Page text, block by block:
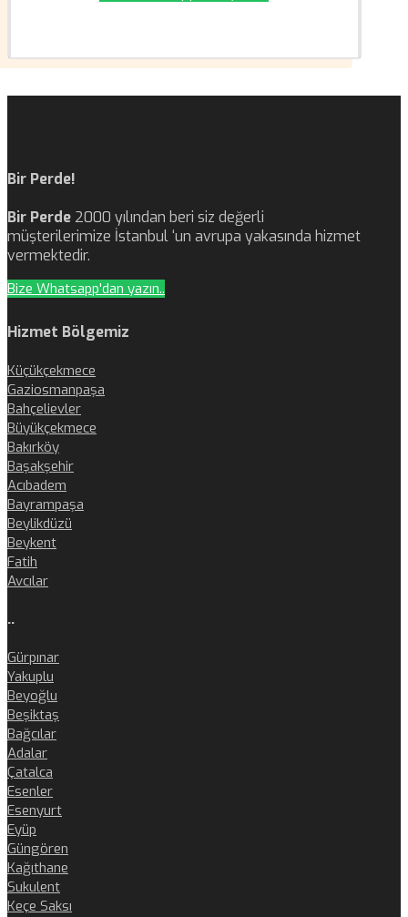
Bir Perde!
Bir Perde 2000 yılından beri siz değerli
müşterilerimize İstanbul ‘un avrupa yakasında hizmet
vermektedir.
Bize Whatsapp'dan yazın..
Hizmet Bölgemiz
Küçükçekmece
Gaziosmanpaşa
Bahçelievler
Büyükçekmece
Bakırköy
Başakşehir
Acıbadem
Bayrampaşa
Beylikdüzü
Beykent
Fatih
Avcılar
..
Gürpınar
Yakuplu
Beyoğlu
Beşiktaş
Bağcılar
Adalar
Çatalca
Esenler
Esenyurt
Eyüp
Güngören
Kağıthane
Sukulent
Keçe Saksı